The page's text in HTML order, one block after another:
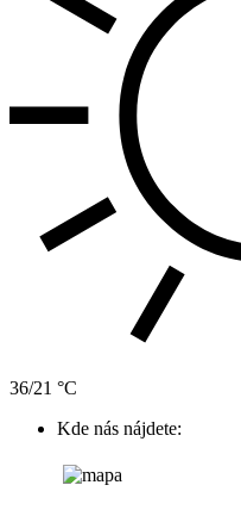
36/21 °C
Kde nás nájdete: